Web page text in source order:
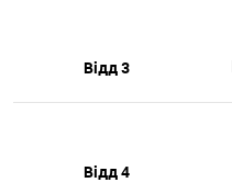
Відд 3
Відд 4